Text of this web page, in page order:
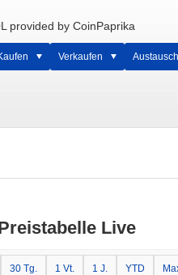
provided by CoinPaprika
Verkaufen Austausch
Live
30 Tg. 1 Vt. 1 J. YTD